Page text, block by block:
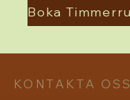
KONTAKTA OSS